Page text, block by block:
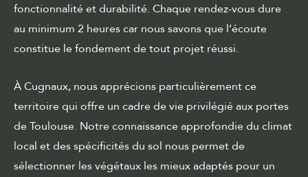
fonctionnalité et durabilité. Chaque rendez-vous dure
au minimum 2 heures car nous savons que l’écoute
constitue le fondement de tout projet réussi.
À Cugnaux, nous apprécions particulièrement ce
territoire qui offre un cadre de vie privilégié aux portes
de Toulouse. Notre connaissance approfondie du climat
local et des spécificités du sol nous permet de
sélectionner les végétaux les mieux adaptés pour un